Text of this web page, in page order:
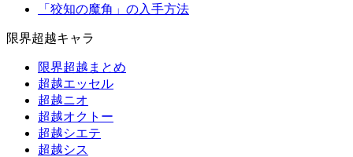
「狡知の魔角」の入手方法
限界超越キャラ
限界超越まとめ
超越エッセル
超越ニオ
超越オクトー
超越シエテ
超越シス